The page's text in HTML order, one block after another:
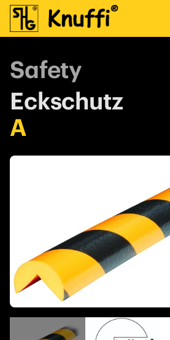
Safety
Eckschutz
A